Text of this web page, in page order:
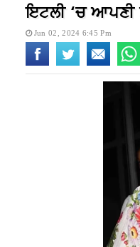
ਇਟਲੀ ‘ਚ ਆਪਣੀ
Jun 02, 2024 6:45 Pm